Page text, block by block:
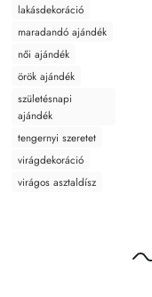
lakásdekoráció
maradandó ajándék
női ajándék
örök ajándék
születésnapi
ajándék
tengernyi szeretet
virágdekoráció
virágos asztaldísz